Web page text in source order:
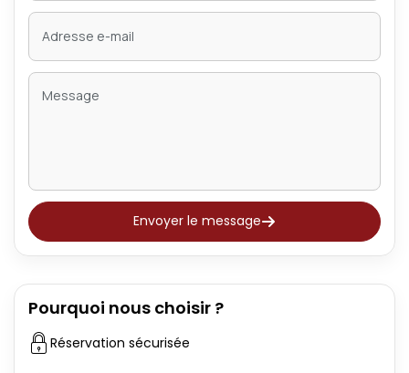
Envoyer le message
Pourquoi nous choisir ?
Réservation sécurisée